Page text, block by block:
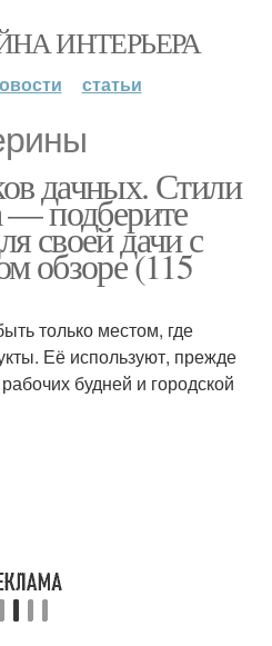
ИНТЕРЬЕРА
статьи
дачных. Стили
— подберите
своей дачи с
обзоре (115
только местом, где
Её используют, прежде
будней и городской